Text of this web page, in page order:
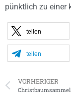
pünktlich zu einer
teilen
teilen
VORHERIGER